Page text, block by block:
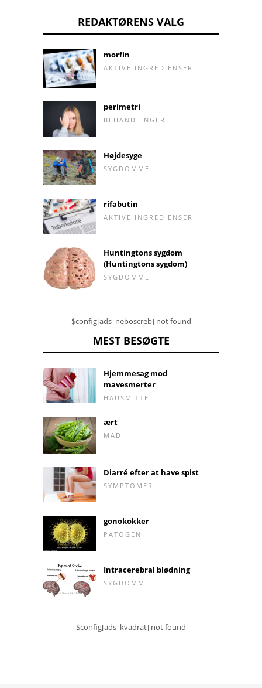
REDAKTØRENS VALG
morfin
AKTIVE INGREDIENSER
perimetri
BEHANDLINGER
Højdesyge
SYGDOMME
rifabutin
AKTIVE INGREDIENSER
Huntingtons sygdom
(Huntingtons sygdom)
SYGDOMME
$config[ads_neboscreb] not found
MEST BESØGTE
Hjemmesag mod
mavesmerter
HAUSMITTEL
ært
MAD
Diarré efter at have spist
SYMPTOMER
gonokokker
PATOGEN
Intracerebral blødning
SYGDOMME
$config[ads_kvadrat] not found